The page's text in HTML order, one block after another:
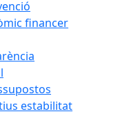
financer
estabilitat